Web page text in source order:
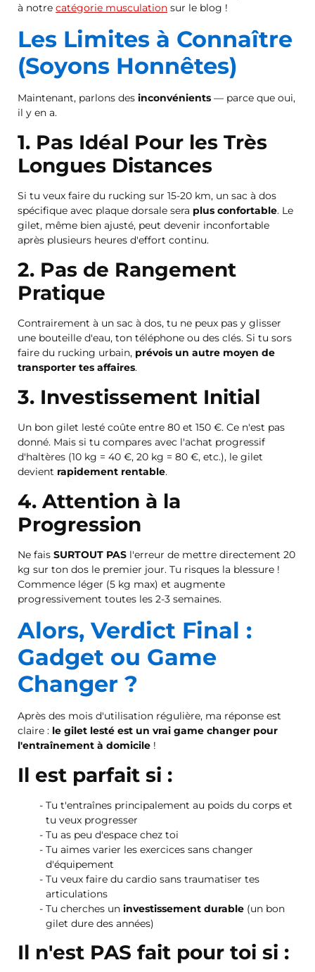
à notre catégorie musculation sur le blog !
Les Limites à Connaître
(Soyons Honnêtes)
Maintenant, parlons des inconvénients — parce que oui,
il y en a.
1. Pas Idéal Pour les Très
Longues Distances
Si tu veux faire du rucking sur 15-20 km, un sac à dos
spécifique avec plaque dorsale sera plus confortable. Le
gilet, même bien ajusté, peut devenir inconfortable
après plusieurs heures d'effort continu.
2. Pas de Rangement
Pratique
Contrairement à un sac à dos, tu ne peux pas y glisser
une bouteille d'eau, ton téléphone ou des clés. Si tu sors
faire du rucking urbain, prévois un autre moyen de
transporter tes affaires.
3. Investissement Initial
Un bon gilet lesté coûte entre 80 et 150 €. Ce n'est pas
donné. Mais si tu compares avec l'achat progressif
d'haltères (10 kg = 40 €, 20 kg = 80 €, etc.), le gilet
devient rapidement rentable.
4. Attention à la
Progression
Ne fais SURTOUT PAS l'erreur de mettre directement 20
kg sur ton dos le premier jour. Tu risques la blessure !
Commence léger (5 kg max) et augmente
progressivement toutes les 2-3 semaines.
Alors, Verdict Final :
Gadget ou Game
Changer ?
Après des mois d'utilisation régulière, ma réponse est
claire : le gilet lesté est un vrai game changer pour
l'entraînement à domicile !
Il est parfait si :
Tu t'entraînes principalement au poids du corps et
tu veux progresser
Tu as peu d'espace chez toi
Tu aimes varier les exercices sans changer
d'équipement
Tu veux faire du cardio sans traumatiser tes
articulations
Tu cherches un investissement durable (un bon
gilet dure des années)
Il n'est PAS fait pour toi si :